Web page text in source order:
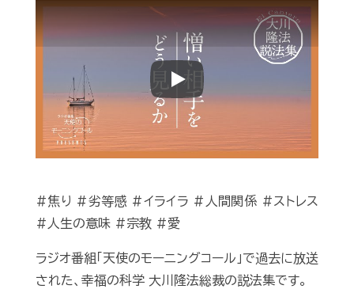
Play
#焦り #劣等感 #イライラ #人間関係 #ストレス
#人生の意味 #宗教 #愛
ラジオ番組「天使のモーニングコール」で過去に放送
された、幸福の科学 大川隆法総裁の説法集です。